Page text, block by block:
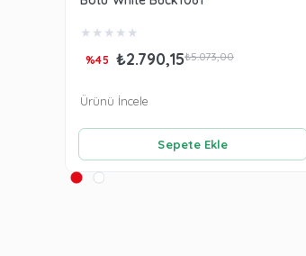
★ ★ ★ ★ ★
₺2.790,15₺5.073,00
%45
Sepete Ekle
Ürünü İncele